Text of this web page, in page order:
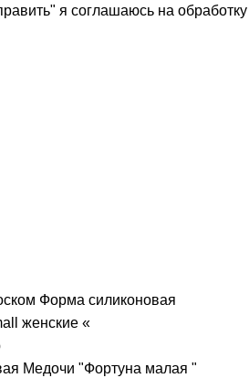
я соглашаюсь на обработку
Форма силиконовая
женские «